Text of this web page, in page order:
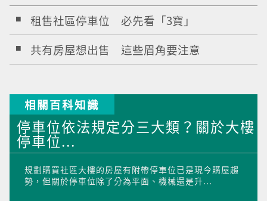
租售社區停車位 必先看「3寶」
共有房屋想出售 這些眉角要注意
相關百科知識
停車位依法規定分三大類？關於大樓
停車位...
規劃購買社區大樓的房屋有附帶停車位已是現今購屋趨
勢，但關於停車位除了分為平面、機械還是升...